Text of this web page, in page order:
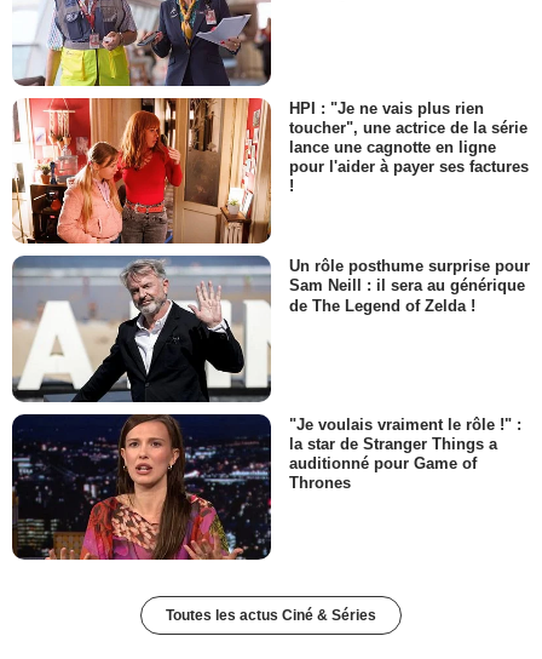
HPI : "Je ne vais plus rien
toucher", une actrice de la série
lance une cagnotte en ligne
pour l'aider à payer ses factures
!
Un rôle posthume surprise pour
Sam Neill : il sera au générique
de The Legend of Zelda !
"Je voulais vraiment le rôle !" :
la star de Stranger Things a
auditionné pour Game of
Thrones
Toutes les actus Ciné & Séries